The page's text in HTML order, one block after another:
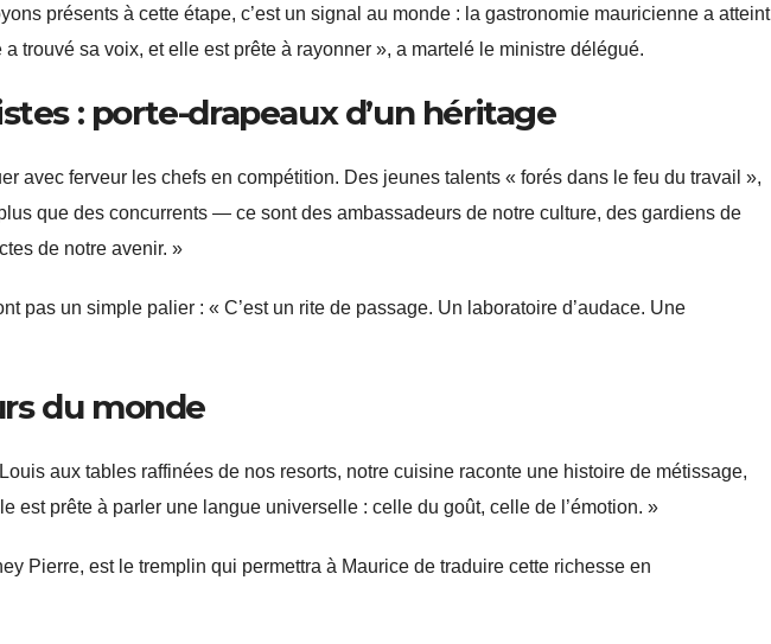
présents à cette étape, c’est un signal au monde : la gastronomie mauricienne a atteint
trouvé sa voix, et elle est prête à rayonner », a martelé le ministre délégué.
: porte-drapeaux d’un héritage
avec ferveur les chefs en compétition. Des jeunes talents « forés dans le feu du travail »,
que des concurrents — ce sont des ambassadeurs de notre culture, des gardiens de
de notre avenir. »
pas un simple palier : « C’est un rite de passage. Un laboratoire d’audace. Une
du monde
aux tables raffinées de nos resorts, notre cuisine raconte une histoire de métissage,
est prête à parler une langue universelle : celle du goût, celle de l’émotion. »
Pierre, est le tremplin qui permettra à Maurice de traduire cette richesse en